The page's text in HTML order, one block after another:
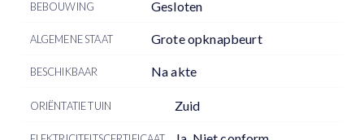
BEBOUWING Gesloten
ALGEMENE STAAT Grote opknapbeurt
BESCHIKBAAR Na akte
ORIËNTATIE TUIN Zuid